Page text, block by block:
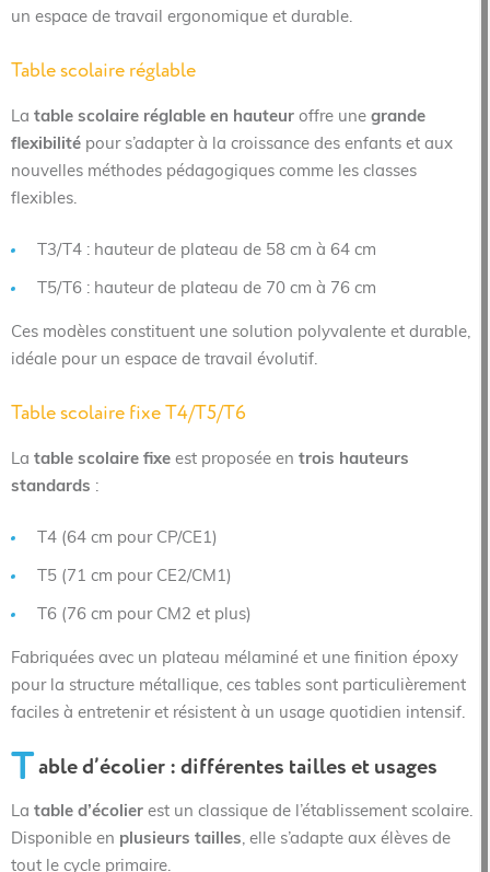
un espace de travail ergonomique et durable.
Table scolaire réglable
La table scolaire réglable en hauteur offre une grande
flexibilité pour s’adapter à la croissance des enfants et aux
nouvelles méthodes pédagogiques comme les classes
flexibles.
T3/T4 : hauteur de plateau de 58 cm à 64 cm
T5/T6 : hauteur de plateau de 70 cm à 76 cm
Ces modèles constituent une solution polyvalente et durable,
idéale pour un espace de travail évolutif.
Table scolaire fixe T4/T5/T6
La table scolaire fixe est proposée en trois hauteurs
standards :
T4 (64 cm pour CP/CE1)
T5 (71 cm pour CE2/CM1)
T6 (76 cm pour CM2 et plus)
Fabriquées avec un plateau mélaminé et une finition époxy
pour la structure métallique, ces tables sont particulièrement
faciles à entretenir et résistent à un usage quotidien intensif.
Table d’écolier : différentes tailles et usages
La table d’écolier est un classique de l’établissement scolaire.
Disponible en plusieurs tailles, elle s’adapte aux élèves de
tout le cycle primaire.